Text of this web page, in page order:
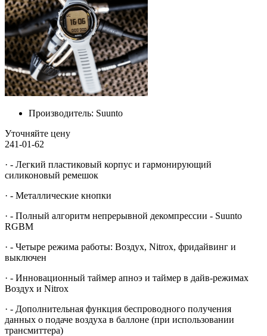
Производитель: Suunto
Уточняйте цену
241-01-62
· - Легкий пластиковый корпус и гармонирующий
силиконовый ремешок
· - Металлические кнопки
· - Полный алгоритм непрерывной декомпрессии - Suunto
RGBM
· - Четыре режима работы: Воздух, Nitrox, фридайвинг и
выключен
· - Инновационный таймер апноэ и таймер в дайв-режимах
Воздух и Nitrox
· - Дополнительная функция беспроводного получения
данных о подаче воздуха в баллоне (при использовании
трансмиттера)